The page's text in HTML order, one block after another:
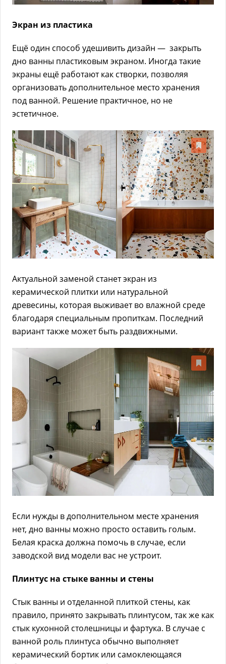
Экран из пластика
Ещё один способ удешивить дизайн — закрыть
дно ванны пластиковым экраном. Иногда такие
экраны ещё работают как створки, позволяя
организовать дополнительное место хранения
под ванной. Решение практичное, но не
эстетичное.
Актуальной заменой станет экран из
керамической плитки или натуральной
древесины, которая выживает во влажной среде
благодаря специальным пропиткам. Последний
вариант также может быть раздвижными.
Если нужды в дополнительном месте хранения
нет, дно ванны можно просто оставить голым.
Белая краска должна помочь в случае, если
заводской вид модели вас не устроит.
Плинтус на стыке ванны и стены
Стык ванны и отделанной плиткой стены, как
правило, принято закрывать плинтусом, так же как
стык кухонной столешницы и фартука. В случае с
ванной роль плинтуса обычно выполняет
керамический бортик или самоклеющаяся